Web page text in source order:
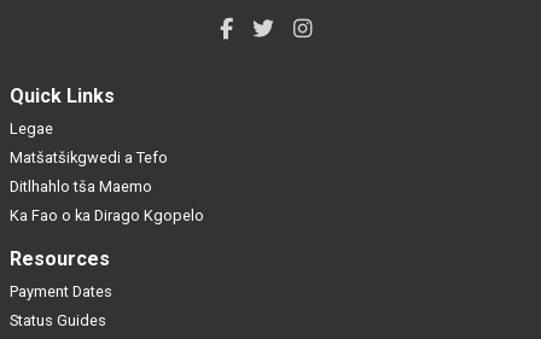
Quick Links
Legae
Matšatšikgwedi a Tefo
Ditlhahlo tša Maemo
Ka Fao o ka Dirago Kgopelo
Resources
Payment Dates
Status Guides